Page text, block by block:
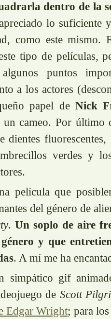
dentro de la
lo suficiente
como este mismo.
tipo de películas,
puntos
a los actores
papel de Nick
cameo. Por último
dientes
verdes y
película que
del género de
. Un soplo de aire
y que
. A mí me ha
simpático gif
de Scott
Edgar Wright; para